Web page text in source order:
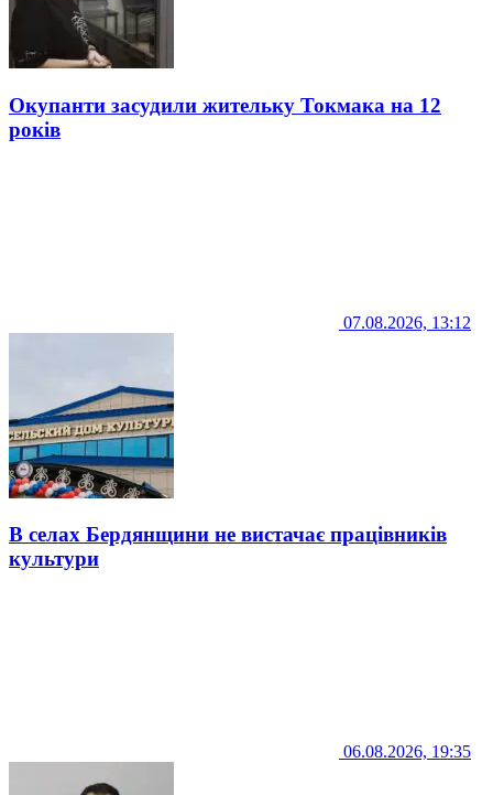
Окупанти засудили жительку Токмака на 12
років
07.08.2026, 13:12
В селах Бердянщини не вистачає працівників
культури
06.08.2026, 19:35